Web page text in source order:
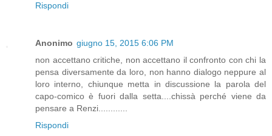
Rispondi
Anonimo giugno 15, 2015 6:06 PM
non accettano critiche, non accettano il confronto con chi la
pensa diversamente da loro, non hanno dialogo neppure al
loro interno, chiunque metta in discussione la parola del
capo-comico è fuori dalla setta....chissà perché viene da
pensare a Renzi............
Rispondi